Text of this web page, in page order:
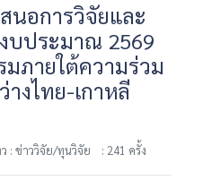
นอการวิจัยและ
บประมาณ 2569
ภายใต้ความร่วม
งไทย-เกาหลี
: ข่าววิจัย/ทุนวิจัย : 241 ครั้ง